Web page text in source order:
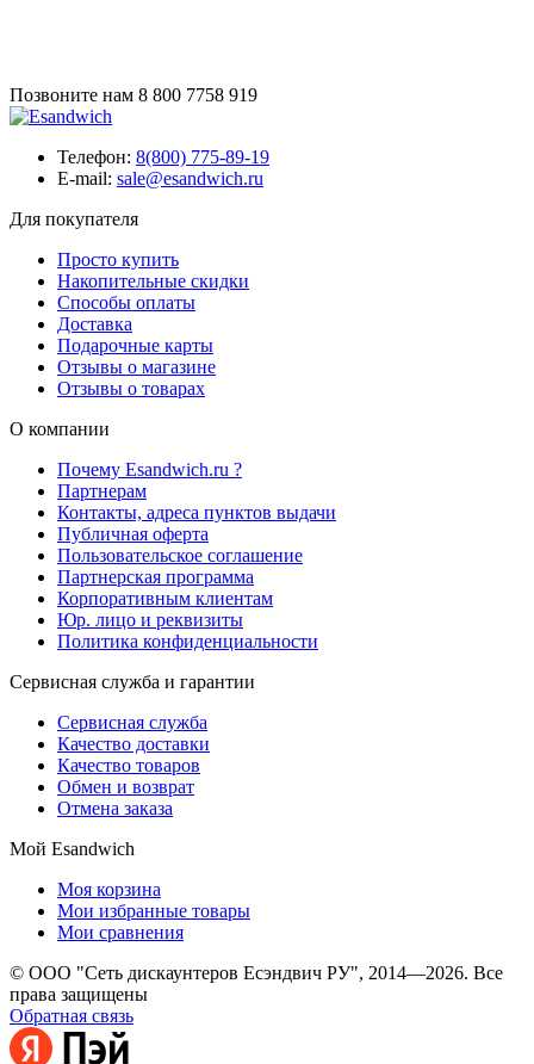
Позвоните нам 8 800 7758 919
Телефон: 8(800) 775-89-19
E-mail: sale@esandwich.ru
Для покупателя
Просто купить
Накопительные скидки
Способы оплаты
Доставка
Подарочные карты
Отзывы о магазине
Отзывы о товарах
О компании
Почему Esandwich.ru ?
Партнерам
Контакты, адреса пунктов выдачи
Публичная оферта
Пользовательское соглашение
Партнерская программа
Корпоративным клиентам
Юр. лицо и реквизиты
Политика конфиденциальности
Сервисная служба и гарантии
Сервисная служба
Качество доставки
Качество товаров
Обмен и возврат
Отмена заказа
Мой Esandwich
Моя корзина
Мои избранные товары
Мои сравнения
© ООО "Сеть дискаунтеров Есэндвич РУ", 2014—2026. Все
права защищены
Обратная связь